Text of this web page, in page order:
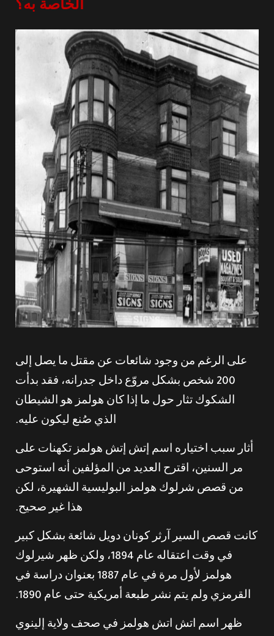
الخاصة به؟
على الرغم من وجود شائعات عن مقتل ما يصل إلى
200 شخص بشكل مروّع داخل جدرانه، فقد بدأت
الشكوك تثار حول ما إذا كان هولمز هو الشيطان
الذي صُنع ليكون عليه.
أثار سبب اختياره اسم إتش إتش هولمز تكهنات على
مر السنين، اقترح العديد من المؤلفين أنه استوحى
من قصص شرلوك هولمز البوليسية الشهيرة، لكن
هذا غير صحيح.
كانت قصص السير آرثر كونان دويل شائعة بشكل كبير
في وقت اعتقاله عام 1894، ولكن ظهر شيرلوك
هولمز لأول مرة في عام 1887 بعنوان دراسة في
القرمزي ولم يتم نشر طبعة أمريكية حتى عام 1890.
ظهر اسم اتش اتش هولمز في صحف ولاية إلينوي